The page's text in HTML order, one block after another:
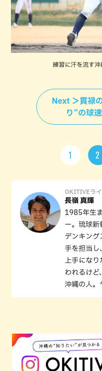
練習に汗を流す沖
Next ＞貫禄
り”の球
1 2
OKITIVEラ
長嶺 真輝
1985年生
ー。琉球新
デンキング
手を担当し
上手にな
われるけど
沖縄の人。